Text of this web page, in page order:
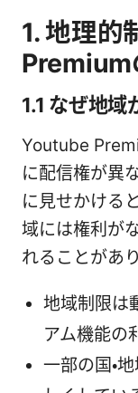
1. 地理的
Premium
1.1 なぜ地域
Youtube
に配信権が異
に見せかける
域には権利が
れることがあり
地域制限は
アム機能の
一部の国・